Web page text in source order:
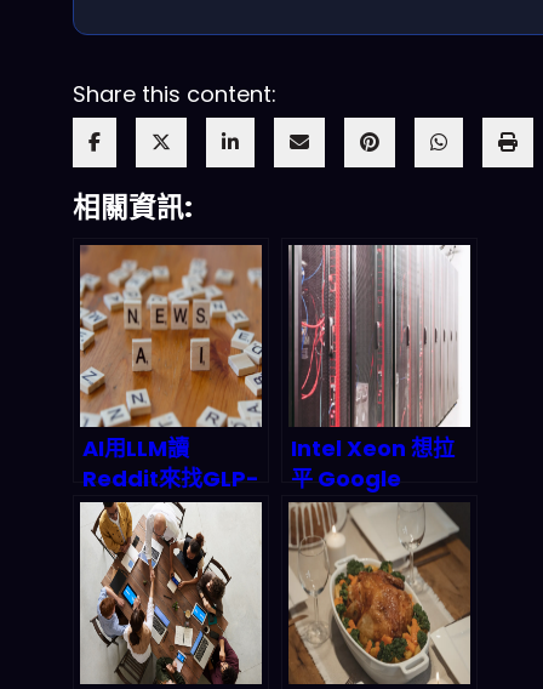
Share this content:
相關資訊:
AI用LLM讀
Reddit來找GLP-
1「低報」副作
用：2026藥物安
全監測會被改寫
嗎？
Intel Xeon 想拉
平 Google
CPU:XPU 比例？
2026 年混合算力
會怎麼重排整個 AI
供應鏈